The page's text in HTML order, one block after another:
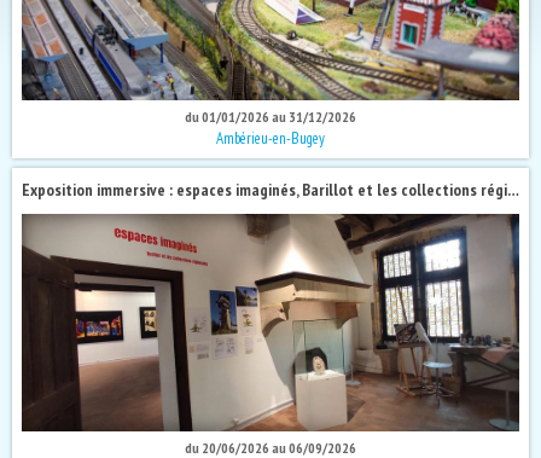
du 01/01/2026 au 31/12/2026
Ambérieu-en-Bugey
Exposition immersive : espaces imaginés, Barillot et les collections régionales
du 20/06/2026 au 06/09/2026